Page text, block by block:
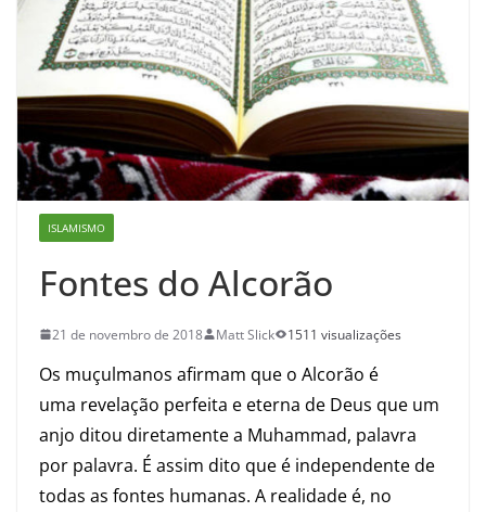
ISLAMISMO
Fontes do Alcorão
21 de novembro de 2018 Matt Slick 1511 visualizações
Os muçulmanos afirmam que o Alcorão é
uma revelação perfeita e eterna de Deus que um
anjo ditou diretamente a Muhammad, palavra
por palavra. É assim dito que é independente de
todas as fontes humanas. A realidade é, no